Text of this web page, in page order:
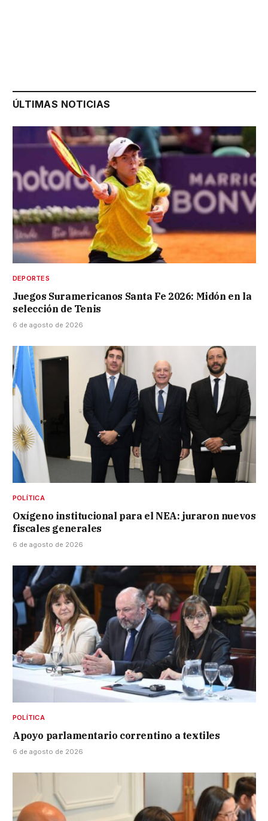
ÚLTIMAS NOTICIAS
DEPORTES
Juegos Suramericanos Santa Fe 2026: Midón en la
selección de Tenis
6 de agosto de 2026
POLÍTICA
Oxígeno institucional para el NEA: juraron nuevos
fiscales generales
6 de agosto de 2026
POLÍTICA
Apoyo parlamentario correntino a textiles
6 de agosto de 2026